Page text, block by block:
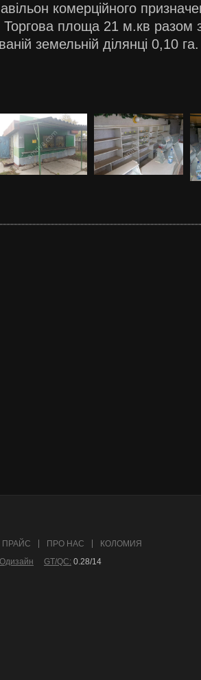
комерційного
площа 21 м.кв разом
земельній ділянці 0,10
ПРАЙС ПРО НАС КОЛОМИЯ
GT/QC: 0.28/14